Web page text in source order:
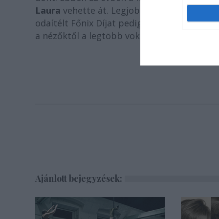
Laura vehette át. Legjobb férfi szereplőnek
odaítélt Főnix Díjat pedig
Magony Enikő
a nézőktől a legtöbb voksot, így a
Ajánlott bejegyzések: